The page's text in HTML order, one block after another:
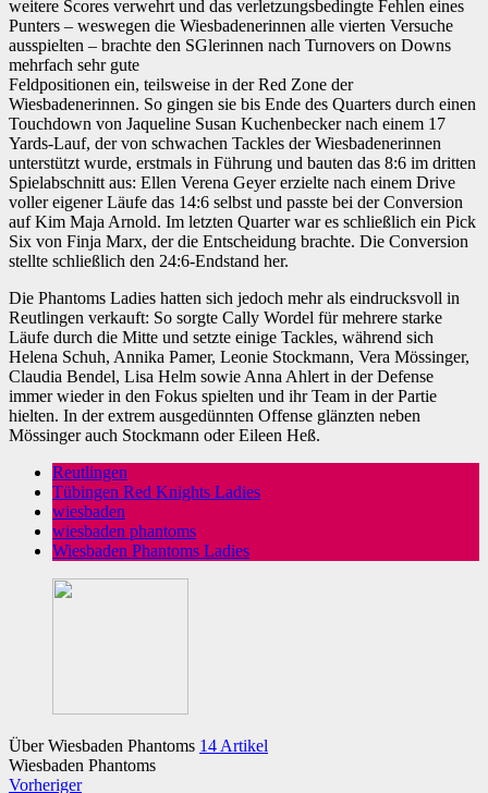
weitere Scores verwehrt und das verletzungsbedingte Fehlen eines
Punters – weswegen die Wiesbadenerinnen alle vierten Versuche
ausspielten – brachte den SGlerinnen nach Turnovers on Downs
mehrfach sehr gute
Feldpositionen ein, teilsweise in der Red Zone der
Wiesbadenerinnen. So gingen sie bis Ende des Quarters durch einen
Touchdown von Jaqueline Susan Kuchenbecker nach einem 17
Yards-Lauf, der von schwachen Tackles der Wiesbadenerinnen
unterstützt wurde, erstmals in Führung und bauten das 8:6 im dritten
Spielabschnitt aus: Ellen Verena Geyer erzielte nach einem Drive
voller eigener Läufe das 14:6 selbst und passte bei der Conversion
auf Kim Maja Arnold. Im letzten Quarter war es schließlich ein Pick
Six von Finja Marx, der die Entscheidung brachte. Die Conversion
stellte schließlich den 24:6-Endstand her.
Die Phantoms Ladies hatten sich jedoch mehr als eindrucksvoll in
Reutlingen verkauft: So sorgte Cally Wordel für mehrere starke
Läufe durch die Mitte und setzte einige Tackles, während sich
Helena Schuh, Annika Pamer, Leonie Stockmann, Vera Mössinger,
Claudia Bendel, Lisa Helm sowie Anna Ahlert in der Defense
immer wieder in den Fokus spielten und ihr Team in der Partie
hielten. In der extrem ausgedünnten Offense glänzten neben
Mössinger auch Stockmann oder Eileen Heß.
Reutlingen
Tübingen Red Knights Ladies
wiesbaden
wiesbaden phantoms
Wiesbaden Phantoms Ladies
Über Wiesbaden Phantoms 14 Artikel
Wiesbaden Phantoms
Webseite
Vorheriger